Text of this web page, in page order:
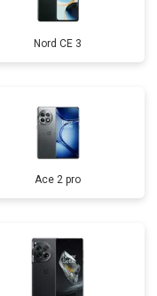
Nord CE 3
Ace 2 pro